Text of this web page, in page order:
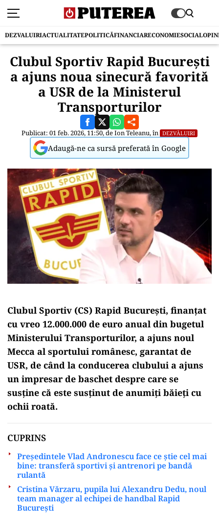
DEZVALUIRIACTUALITATEPOLITICĂFINANCIARECONOMIESOCIAL
Clubul Sportiv Rapid București
a ajuns noua sinecură favorită
a USR de la Ministerul
Transporturilor
Publicat: 01 feb. 2026, 11:50, deIon Teleanu, în DEZVĂLUIRI
Adaugă-ne ca sursă preferată în Google
Clubul Sportiv (CS) Rapid București, finanțat
cu vreo 12.000.000 de euro anual din bugetul
Ministerului Transporturilor, a ajuns noul
Mecca al sportului românesc, garantat de
USR, de când la conducerea clubului a ajuns
un impresar de baschet despre care se
susține că este susținut de anumiți băieți cu
ochii roată.
CUPRINS
Președintele Vlad Andronescu face ce știe cel mai
bine: transferă sportivi și antrenori pe bandă
rulantă
Cristina Vărzaru, pupila lui Alexandru Dedu, noul
team manager al echipei de handbal Rapid
București